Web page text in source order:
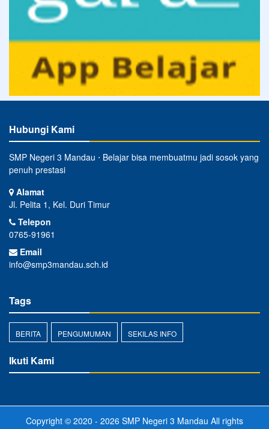
Hubungi Kami
SMP Negeri 3 Mandau ⋅ Belajar bisa membuatmu jadi sosok yang
penuh prestasi
Alamat
Jl. Pelita 1, Kel. Duri Timur
Telepon
0765-91961
Email
info@smp3mandau.sch.id
Tags
BERITA PENGUMUMAN SEKILAS INFO
Ikuti Kami
Copyright © 2020 - 2026 SMP Negeri 3 Mandau All rights